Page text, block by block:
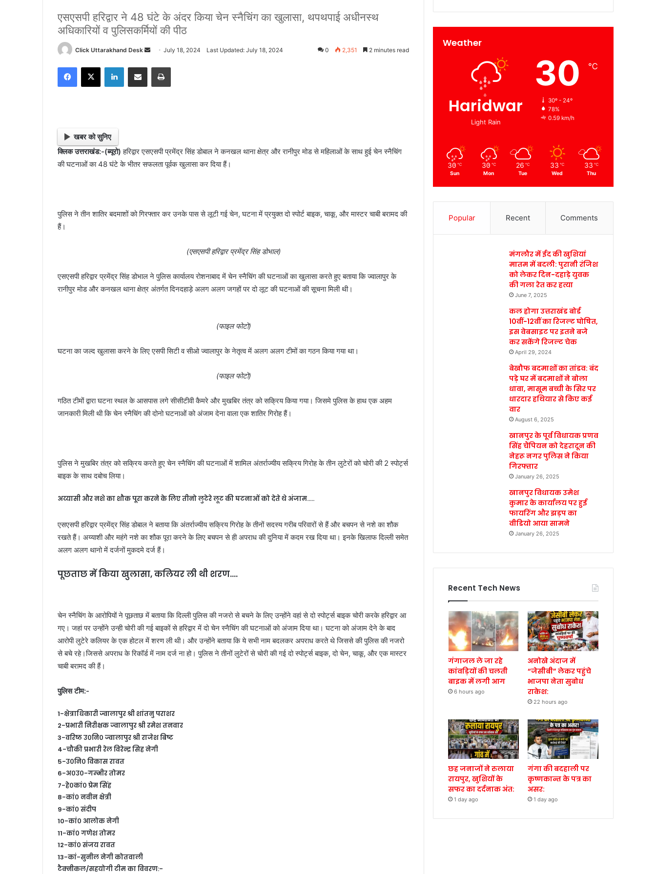
एसएसपी हरिद्वार ने 48 घंटे के अंदर किया चेन स्नैचिंग का खुलासा, थपथपाई अधीनस्थ
अधिकारियों व पुलिसकर्मियों की पीठ
Click Uttarakhand Desk
d
i
l
July 18, 2024 Last Updated: July 18, 2024 0 2,351 2 minutes read
खबर को सुनिए
क्लिक उत्तराखंड:-(ब्यूरो)हरिद्वार एसएसपी प्रमेंद्र सिंह डोबाल ने कनखल थाना क्षेत्र और रानीपुर मोड से महिलाओं के साथ हुई चेन स्नैचिंग
की घटनाओं का 48 घंटे के भीतर सफलता पूर्वक खुलासा कर दिया हैं।
पुलिस ने तीन शातिर बदमाशों को गिरफ्तार कर उनके पास से लूटी गई चेन, घटना में प्रयुक्त दो स्पोर्ट बाइक, चाकू, और मास्टर चाबी बरामद की
हैं।
(एसएसपी हरिद्वार प्रमेंद्र सिंह डोभाल)
एसएसपी हरिद्वार प्रमेंद्र सिंह डोभाल ने पुलिस कार्यालय रोशनाबाद में चेन स्नैचिंग की घटनाओं का खुलासा करते हुए बताया कि ज्वालापुर के
रानीपुर मोड और कनखल थाना क्षेत्र अंतर्गत दिनदहाड़े अलग अलग जगहों पर दो लूट की घटनाओं की सूचना मिली थी।
(फाइल फोटो)
घटना का जल्द खुलासा करने के लिए एसपी सिटी व सीओ ज्वालापुर के नेतृत्व में अलग अलग टीमों का गठन किया गया था।
(फाइल फोटो)
गठित टीमों द्वारा घटना स्थल के आसपास लगे सीसीटीवी कैमरे और मुखबिर तंत्र को सक्रिय किया गया। जिसमे पुलिस के हाथ एक अहम
जानकारी मिली थी कि चेन स्नैचिंग की दोनो घटनाओं को अंजाम देना वाला एक शातिर गिरोह हैं।
पुलिस ने मुखबिर तंत्र को सक्रिय करते हुए चेन स्नैचिंग की घटनाओं में शामिल अंतर्राज्यीय सक्रिय गिरोह के तीन लुटेरों को चोरी की 2 स्पोर्ट्स
बाइक के साथ दबोच लिया।
अय्यासी और नशे का शौक पूरा करने के लिए तीनो लुटेरे लूट की घटनाओं को देते थे अंजाम…..
एसएसपी हरिद्वार प्रमेंद्र सिंह डोबाल ने बताया कि अंतर्राज्यीय सक्रिय गिरोह के तीनों सदस्य गरीब परिवारों से हैं और बचपन से नशे का शौक
रखते हैं। अय्याशी और महंगे नशे का शौक पूरा करने के लिए बचपन से ही अपराध की दुनिया में कदम रख दिया था। इनके खिलाफ दिल्ली समेत
अलग अलग थानो में दर्जनों मुकदमे दर्ज हैं।
पूछताछ में किया खुलासा, कलियर ली थी शरण….
चेन स्नैचिंग के आरोपियों ने पूछताछ में बताया कि दिल्ली पुलिस की नजरो से बचने के लिए उन्होंने वहां से दो स्पोर्ट्स बाइक चोरी करके हरिद्वार आ
गए। जहां पर उन्होंने उन्ही चोरी की गई बाइकों से हरिद्वार में दो चेन स्नैचिंग की घटनाओं को अंजाम दिया था। घटना को अंजाम देने के बाद
आरोपी लुटेरे कलियर के एक होटल में शरण ली थी। और उन्होंने बताया कि ये सभी नाम बदलकर अपराध करते थे जिससे की पुलिस की नजरो
से बचे रहे।जिससे अपराध के रिकॉर्ड में नाम दर्ज ना हो। पुलिस ने तीनों लुटेरों से चोरी की गई दो स्पोर्ट्स बाइक, दो चेन, चाकू, और एक मास्टर
चाबी बरामद की हैं।
पुलिस टीम:-
1-क्षेत्राधिकारी ज्वालापुर श्री शांतनु पराशर
2-प्रभारी निरीक्षक ज्वालापुर श्री रमेश तनवार
3-वरिष्ठ उ०नि० ज्वालापुर श्री राजेश बिष्ट
4-चौकी प्रभारी रेल विरेन्द्र सिह नेगी
5-उ०नि० विकास रावत
6-अ०उ०-गम्भीर तोमर
7-हे०कां० प्रेम सिंह
8-कां० नवीन क्षेत्री
9-कां० संदीप
10-कां० आलोक नेगी
11-कां० गणेश तोमर
12-कां० संजय रावत
13-कां-सुनील नेगी कोतवाली
टैक्नीकल/सहयोगी टीम का विवरण:-
Weather
Haridwar
Light Rain
30 ℃
30º - 24º
78%
0.59 km/h
30 ℃
Sun
30 ℃
Mon
26 ℃
Tue
33 ℃
Wed
33 ℃
Thu
Popular Recent Comments
मंगलौर में ईद की खुशियां
मातम में बदली: पुरानी रंजिश
को लेकर दिन-दहाड़े युवक
की गला रेत कर हत्या
June 7, 2025
कल होगा उत्तराखंड बोर्ड
10वीं-12वीं का रिजल्ट घोषित,
इस वेबसाइट पर इतने बजे
कर सकेंगे रिजल्ट चेक
April 29, 2024
बेखौफ बदमाशों का तांडव: बंद
पड़े घर में बदमाशों ने बोला
धावा, मासूम बच्ची के सिर पर
धारदार हथियार से किए कई
वार
August 6, 2025
खानपुर के पूर्व विधायक प्रणव
सिंह चैंपियन को देहरादून की
नेहरू नगर पुलिस ने किया
गिरफ्तार
January 26, 2025
खानपुर विधायक उमेश
कुमार के कार्यालय पर हुई
फायरिंग और झड़प का
वीडियो आया सामने
January 26, 2025
Recent Tech News
गंगाजल ले जा रहे
कांवड़ियों की चलती
बाइक में लगी आग
6 hours ago
अनोखे अंदाज में
“जेसीबी” लेकर पहुंचे
भाजपा नेता सुबोध
राकेश:
22 hours ago
छह जनाजों ने रुलाया
रायपुर, खुशियों के
सफर का दर्दनाक अंत:
1 day ago
गंगा की बदहाली पर
कृष्णकान्त के पत्र का
असर:
1 day ago